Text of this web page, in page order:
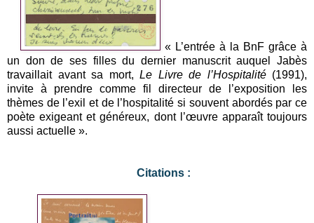
« L’entrée à la BnF grâce à
un don de ses filles du dernier manuscrit auquel Jabès
travaillait avant sa mort, Le Livre de l’Hospitalité(1991),
invite à prendre comme fil directeur de l’exposition les
thèmes de l’exil et de l’hospitalité si souvent abordés par ce
poète exigeant et généreux, dont l’œuvre apparaît toujours
aussi actuelle ».
Citations :